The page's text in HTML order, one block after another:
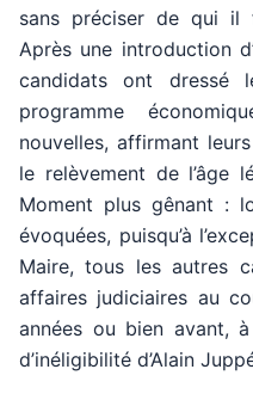
sans préciser de qui il
Après une introduction
candidats ont dressé
programme
nouvelles, affirmant
le relèvement de l’âge
Moment plus gênant :
évoquées, puisqu’à
Maire, tous les autres
affaires judiciaires au
années ou bien avant,
d’inéligibilité d’Alain